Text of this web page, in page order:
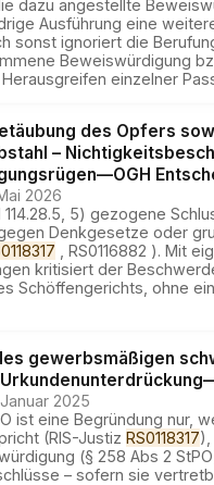
dazu angestellte
Ausführung eine
sonst ignoriert die
Beweiswürdigung
einzelner
des Opfers
–
—OGH
2026
5) gezogene
Denkgesetze oder
, RS0116882 ). Mit
kritisiert der
Schöffengerichts, ohne
gewerbsmäßigen
2025
ist eine Begründung nur,
(RIS-Justiz RS0118317),
(§ 258 Abs 2
– sofern sie